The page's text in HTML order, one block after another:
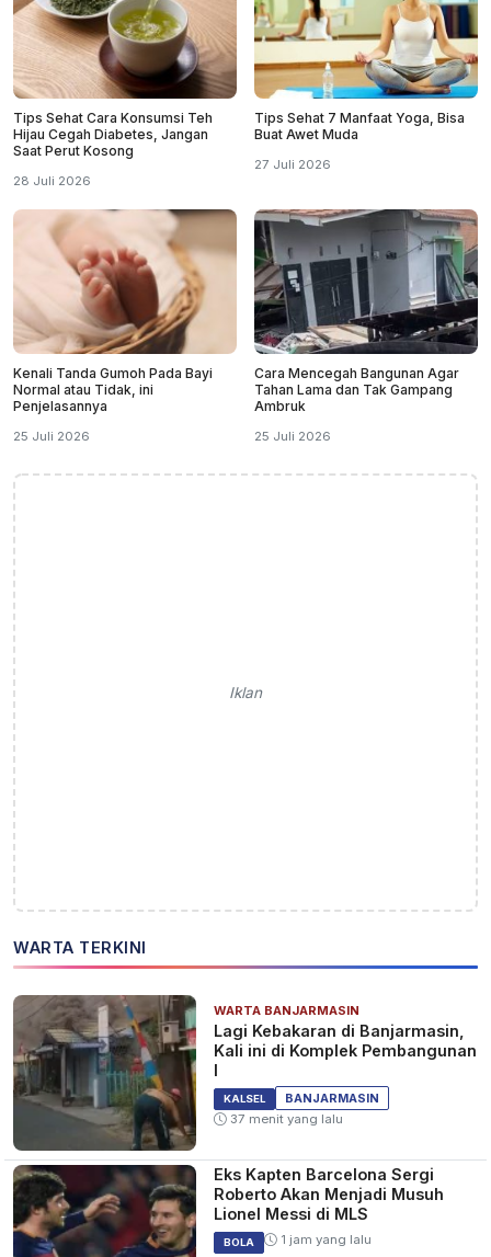
Tips Sehat Cara Konsumsi Teh
Hijau Cegah Diabetes, Jangan
Saat Perut Kosong
28 Juli 2026
Tips Sehat 7 Manfaat Yoga, Bisa
Buat Awet Muda
27 Juli 2026
Kenali Tanda Gumoh Pada Bayi
Normal atau Tidak, ini
Penjelasannya
25 Juli 2026
Cara Mencegah Bangunan Agar
Tahan Lama dan Tak Gampang
Ambruk
25 Juli 2026
Iklan
WARTA TERKINI
WARTA BANJARMASIN
Lagi Kebakaran di Banjarmasin,
Kali ini di Komplek Pembangunan
I
KALSEL
BANJARMASIN
37 menit yang lalu
Eks Kapten Barcelona Sergi
Roberto Akan Menjadi Musuh
Lionel Messi di MLS
BOLA 1 jam yang lalu